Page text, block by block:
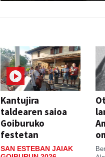
Kantujira
taldearen saioa
Goiburuko
festetan
SAN ESTEBAN JAIAK